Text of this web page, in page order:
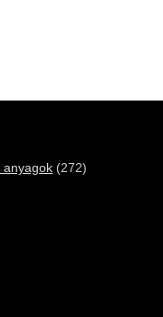
anyagok (272)